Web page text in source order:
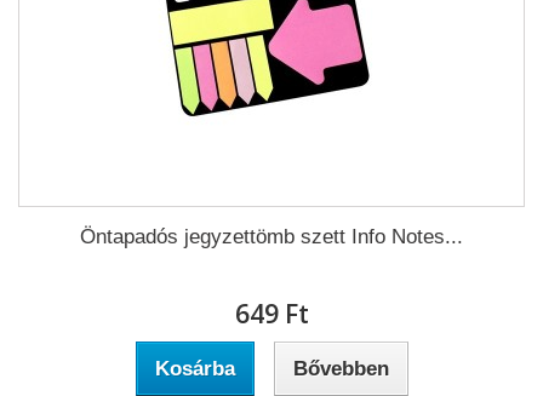
Öntapadós jegyzettömb szett Info Notes...
649 Ft‎
Kosárba Bővebben